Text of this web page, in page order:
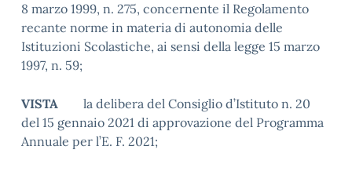
8 marzo 1999, n. 275, concernente il Regolamento
recante norme in materia di autonomia delle
Istituzioni Scolastiche, ai sensi della legge 15 marzo
1997, n. 59;
VISTA la delibera del Consiglio d’Istituto n. 20
del 15 gennaio 2021 di approvazione del Programma
Annuale per l’E. F. 2021;